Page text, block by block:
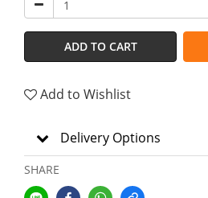
ADD TO CART
Add to Wishlist
Delivery Options
SHARE